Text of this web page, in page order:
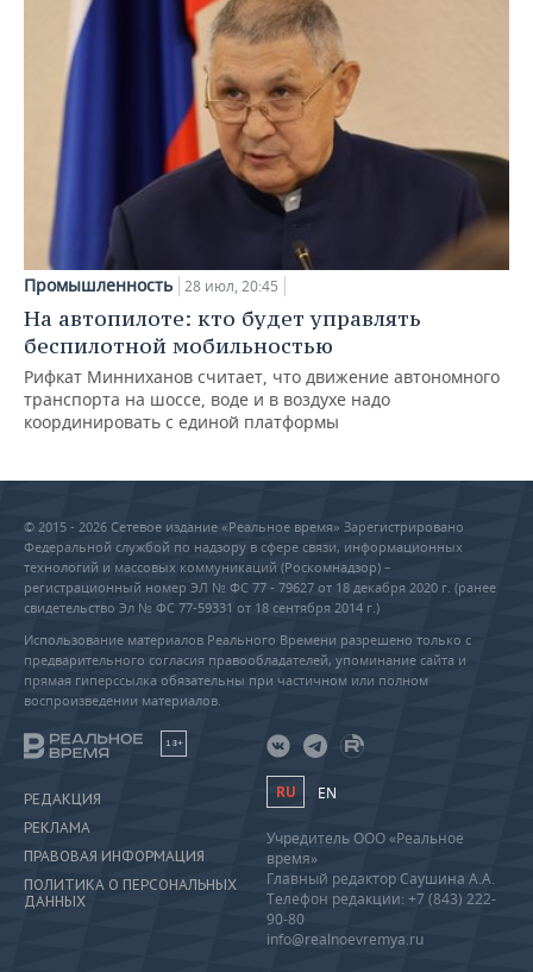
Промышленность 28 июл, 20:45
На автопилоте: кто будет управлять
беспилотной мобильностью
Рифкат Минниханов считает, что движение автономного
транспорта на шоссе, воде и в воздухе надо
координировать с единой платформы
© 2015 - 2026 Сетевое издание «Реальное время» Зарегистрировано
Федеральной службой по надзору в сфере связи, информационных
технологий и массовых коммуникаций (Роскомнадзор) –
регистрационный номер ЭЛ № ФС 77 - 79627 от 18 декабря 2020 г. (ранее
свидетельство Эл № ФС 77-59331 от 18 сентября 2014 г.)
Использование материалов Реального Времени разрешено только с
предварительного согласия правообладателей, упоминание сайта и
прямая гиперссылка обязательны при частичном или полном
воспроизведении материалов.
18+
РЕДАКЦИЯ
РЕКЛАМА
ПРАВОВАЯ ИНФОРМАЦИЯ
ПОЛИТИКА О ПЕРСОНАЛЬНЫХ
ДАННЫХ
RU EN
Учредитель ООО «Реальное
время»
Главный редактор Саушина А.А.
Телефон редакции: +7 (843) 222-
90-80
info@realnoevremya.ru